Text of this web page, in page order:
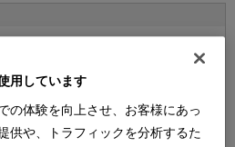
用しています
の体験を向上させ、お客様にあっ
供や、トラフィックを分析するた